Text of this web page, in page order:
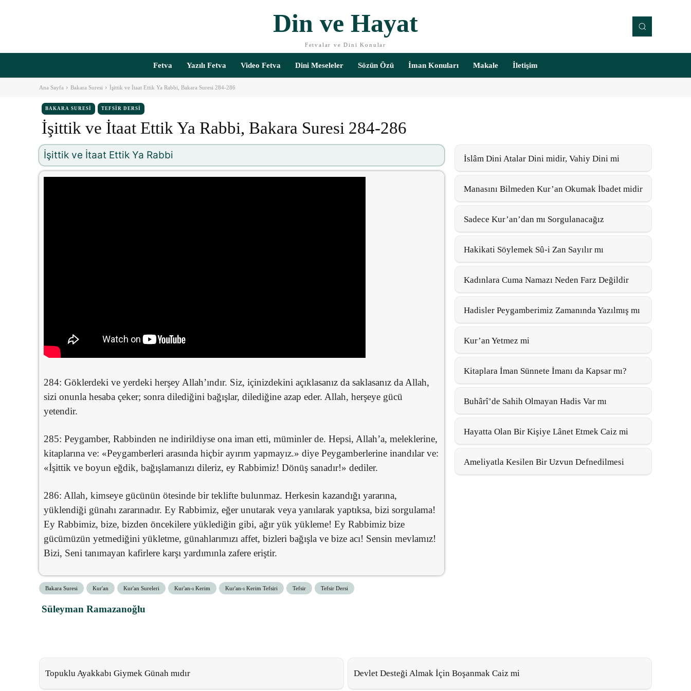
Din ve Hayat
Fetvalar ve Dini Konular
Fetva Yazılı Fetva Video Fetva Dini Meseleler Sözün Özü İman Konuları Makale İletişim
Ana Sayfa Bakara Suresi İşittik ve İtaat Ettik Ya Rabbi, Bakara Suresi 284-286
BAKARA SURESI TEFSIR DERSI
İşittik ve İtaat Ettik Ya Rabbi, Bakara Suresi 284-286
İşittik ve İtaat Ettik Ya Rabbi
284: Göklerdeki ve yerdeki herşey Allah’ındır. Siz, içinizdekini açıklasanız da saklasanız da Allah,
sizi onunla hesaba çeker; sonra dilediğini bağışlar, dilediğine azap eder. Allah, herşeye gücü
yetendir.
285: Peygamber, Rabbinden ne indirildiyse ona iman etti, müminler de. Hepsi, Allah’a, meleklerine,
kitaplarına ve: «Peygamberleri arasında hiçbir ayırım yapmayız.» diye Peygamberlerine inandılar ve:
«İşittik ve boyun eğdik, bağışlamanızı dileriz, ey Rabbimiz! Dönüş sanadır!» dediler.
286: Allah, kimseye gücünün ötesinde bir teklifte bulunmaz. Herkesin kazandığı yararına,
yüklendiği günahı zararınadır. Ey Rabbimiz, eğer unutarak veya yanılarak yaptıksa, bizi sorgulama!
Ey Rabbimiz, bize, bizden öncekilere yüklediğin gibi, ağır yük yükleme! Ey Rabbimiz bize
gücümüzün yetmediğini yükletme, günahlarımızı affet, bizleri bağışla ve bize acı! Sensin mevlamız!
Bizi, Seni tanımayan kafirlere karşı yardımınla zafere eriştir.
Bakara Suresi Kur'an Kur'an Sureleri Kur'an-ı Kerim Kur'an-ı Kerim Tefsiri Tefsir Tefsir Dersi
Süleyman Ramazanoğlu
İslâm Dini Atalar Dini midir, Vahiy Dini mi
Manasını Bilmeden Kur’an Okumak İbadet midir
Sadece Kur’an’dan mı Sorgulanacağız
Hakikati Söylemek Sû-i Zan Sayılır mı
Kadınlara Cuma Namazı Neden Farz Değildir
Hadisler Peygamberimiz Zamanında Yazılmış mı
Kur’an Yetmez mi
Kitaplara İman Sünnete İmanı da Kapsar mı?
Buhârî’de Sahih Olmayan Hadis Var mı
Hayatta Olan Bir Kişiye Lânet Etmek Caiz mi
Ameliyatla Kesilen Bir Uzvun Defnedilmesi
Topuklu Ayakkabı Giymek Günah mıdır Devlet Desteği Almak İçin Boşanmak Caiz mi